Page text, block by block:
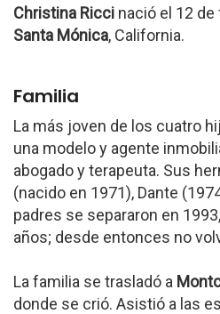
Christina Ricci nació el 12
Santa Mónica, California.
Familia
La más joven de los cuatro
una modelo y agente
abogado y terapeuta. Sus
(nacido en 1971), Dante
padres se separaron en
años; desde entonces no
La familia se trasladó a
donde se crió. Asistió a las